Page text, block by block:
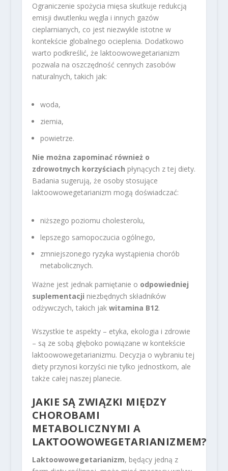
Ograniczenie spożycia mięsa skutkuje redukcją
emisji dwutlenku węgla i innych gazów
cieplarnianych, co jest niezwykle istotne w
kontekście globalnego ocieplenia. Dodatkowo
warto podkreślić, że laktoowowegetarianizm
pozwala na oszczędność cennych zasobów
naturalnych, takich jak:
woda,
ziemia,
powietrze.
Nie można zapominać również o
zdrowotnych korzyściach płynących z tej diety.
Badania sugerują, że osoby stosujące
laktoowowegetarianizm mogą doświadczać:
niższego poziomu cholesterolu,
lepszego samopoczucia ogólnego,
zmniejszonego ryzyka wystąpienia chorób
metabolicznych.
Ważne jest jednak pamiętanie o odpowiedniej
suplementacji niezbędnych składników
odżywczych, takich jak witamina B12.
Wszystkie te aspekty – etyka, ekologia i zdrowie
– są ze sobą głęboko powiązane w kontekście
laktoowowegetarianizmu. Decyzja o wybraniu tej
diety przynosi korzyści nie tylko jednostkom, ale
także całej naszej planecie.
JAKIE SĄ ZWIĄZKI MIĘDZY
CHOROBAMI
METABOLICZNYMI A
LAKTOOWOWEGETARIANIZMEM?
Laktoowowegetarianizm, będący jedną z